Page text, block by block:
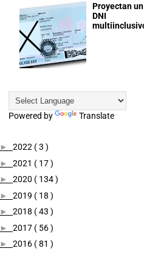
Proyectan un
DNI
Powered by Translate
► 2022 ( 3 )
► 2021 ( 17 )
► 2020 ( 134 )
► 2019 ( 18 )
► 2018 ( 43 )
► 2017 ( 56 )
► 2016 ( 81 )